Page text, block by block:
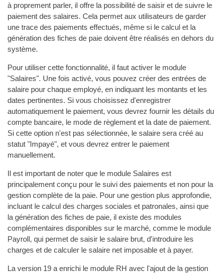
à proprement parler, il offre la possibilité de saisir et de suivre le
paiement des salaires. Cela permet aux utilisateurs de garder
une trace des paiements effectués, même si le calcul et la
génération des fiches de paie doivent être réalisés en dehors du
système.
Pour utiliser cette fonctionnalité, il faut activer le module
"Salaires". Une fois activé, vous pouvez créer des entrées de
salaire pour chaque employé, en indiquant les montants et les
dates pertinentes. Si vous choisissez d'enregistrer
automatiquement le paiement, vous devrez fournir les détails du
compte bancaire, le mode de règlement et la date de paiement.
Si cette option n'est pas sélectionnée, le salaire sera créé au
statut "Impayé", et vous devrez entrer le paiement
manuellement.
Il est important de noter que le module Salaires est
principalement conçu pour le suivi des paiements et non pour la
gestion complète de la paie. Pour une gestion plus approfondie,
incluant le calcul des charges sociales et patronales, ainsi que
la génération des fiches de paie, il existe des modules
complémentaires disponibles sur le marché, comme le module
Payroll, qui permet de saisir le salaire brut, d'introduire les
charges et de calculer le salaire net imposable et à payer.
La version 19 a enrichi le module RH avec l'ajout de la gestion